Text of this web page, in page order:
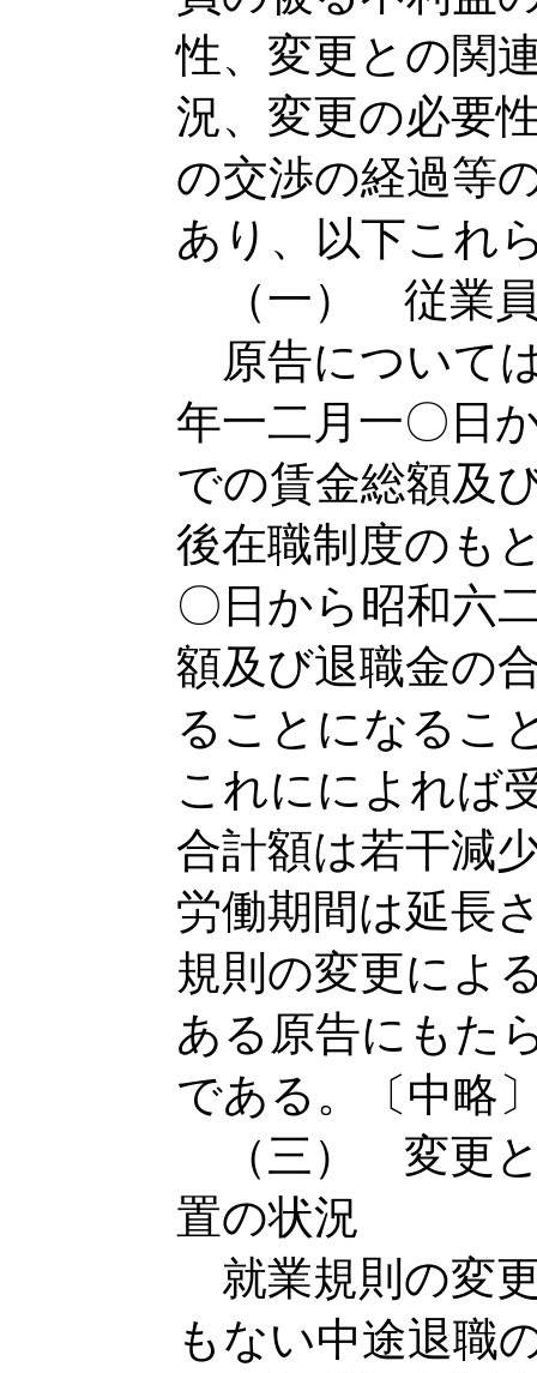
性、変更との関
況、変更の必要
の交渉の経過等
あり、以下これ
（一） 従業員
原告について
年一二月一〇日
での賃金総額及
後在職制度のも
〇日から昭和六
額及び退職金の
ることになるこ
これにによれば
合計額は若干減
労働期間は延長
規則の変更によ
ある原告にもた
である。〔中略
（三） 変更と
置の状況
就業規則の変
もない中途退職